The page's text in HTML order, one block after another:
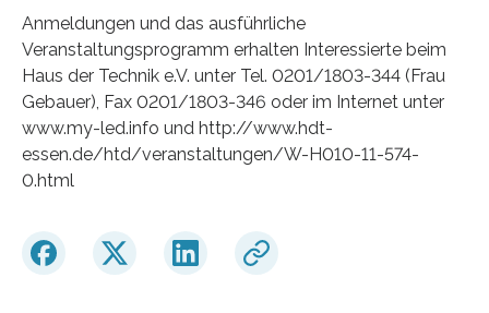
Anmeldungen und das ausführliche
Veranstaltungsprogramm erhalten Interessierte beim
Haus der Technik e.V. unter Tel. 0201/1803-344 (Frau
Gebauer), Fax 0201/1803-346 oder im Internet unter
www.my-led.info und http://www.hdt-
essen.de/htd/veranstaltungen/W-H010-11-574-
0.html